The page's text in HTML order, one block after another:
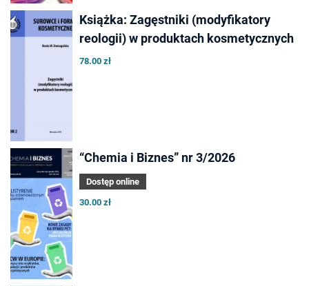
Książka: Zagęstniki (modyfikatory
reologii) w produktach kosmetycznych
78.00 zł
“Chemia i Biznes” nr 3/2026
Dostęp online
30.00 zł